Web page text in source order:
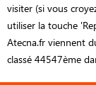
visiter (si vous
utiliser la touche
Atecna.fr viennent
classé 44547ème